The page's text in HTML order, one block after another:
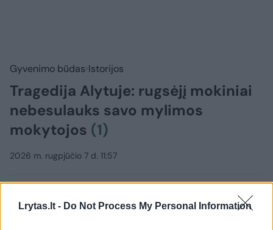
Lrytas.lt - Do Not Process My Personal Information
Gyvenimo būdas Istorijos
Tragedija Alytuje: rugsėjį mokiniai
nebesulauks savo mylimos
mokytojos (1)
2026 m. rugpjūčio 7 d. 11:57
Lrytas.lt